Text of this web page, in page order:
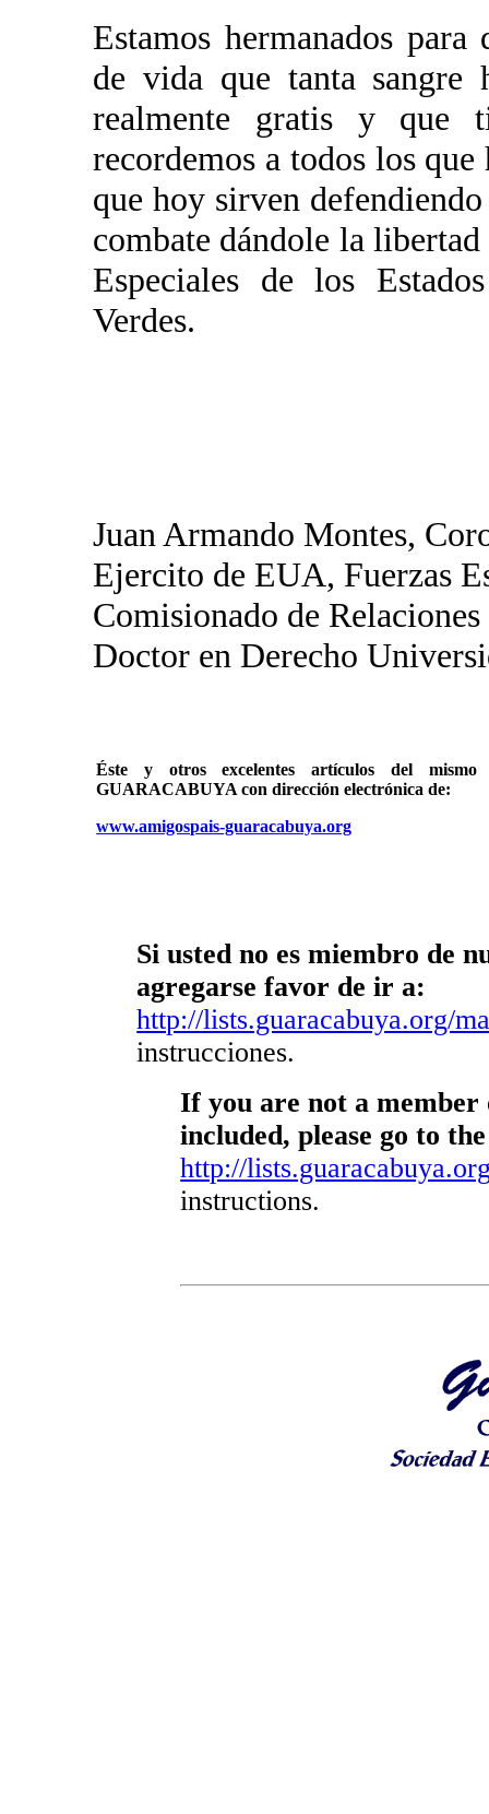
Estamos hermanados
de vida que tanta sangre
realmente gratis y que
recordemos a todos los
que hoy sirven
combate dándole la
Especiales de los
Verdes.
Juan Armando Montes,
Ejercito de EUA, Fuerzas
Comisionado de
Doctor en Derecho
Éste y otros excelentes artículos del
GUARACABUYA con dirección electrónica de:
www.amigospais-guaracabuya.org
Si usted no es miembro de
agregarse favor de ir a:
http://lists.guaracabuya.org/
instrucciones.
If you are not a
included, please go to
http://
instructions.